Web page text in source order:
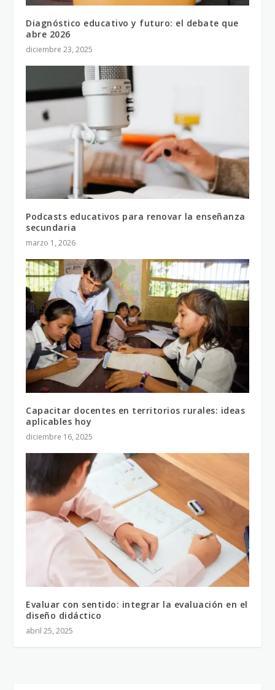
Diagnóstico educativo y futuro: el debate que
abre 2026
diciembre 23, 2025
Podcasts educativos para renovar la enseñanza
secundaria
marzo 1, 2026
Capacitar docentes en territorios rurales: ideas
aplicables hoy
diciembre 16, 2025
Evaluar con sentido: integrar la evaluación en el
diseño didáctico
abril 25, 2025